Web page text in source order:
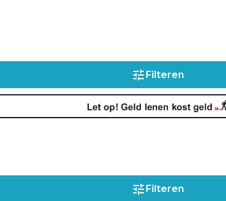
Filteren
Filteren